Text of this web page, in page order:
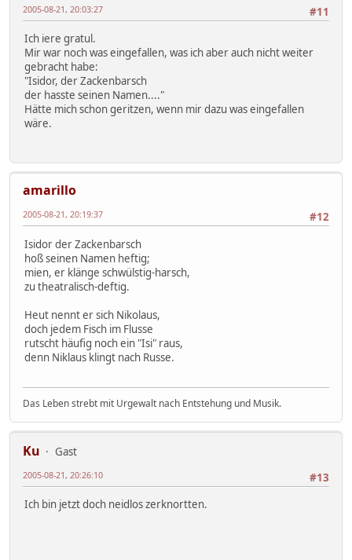
#11
2005-08-21, 20:03:27
Ich iere gratul.
Mir war noch was eingefallen, was ich aber auch nicht weiter
gebracht habe:
"Isidor, der Zackenbarsch
der hasste seinen Namen...."
Hätte mich schon geritzen, wenn mir dazu was eingefallen
wäre.
amarillo
#12
2005-08-21, 20:19:37
Isidor der Zackenbarsch
hoß seinen Namen heftig;
mien, er klänge schwülstig-harsch,
zu theatralisch-deftig.
Heut nennt er sich Nikolaus,
doch jedem Fisch im Flusse
rutscht häufig noch ein "Isi" raus,
denn Niklaus klingt nach Russe.
Das Leben strebt mit Urgewalt nach Entstehung und Musik.
Ku
Gast
#13
2005-08-21, 20:26:10
Ich bin jetzt doch neidlos zerknortten.